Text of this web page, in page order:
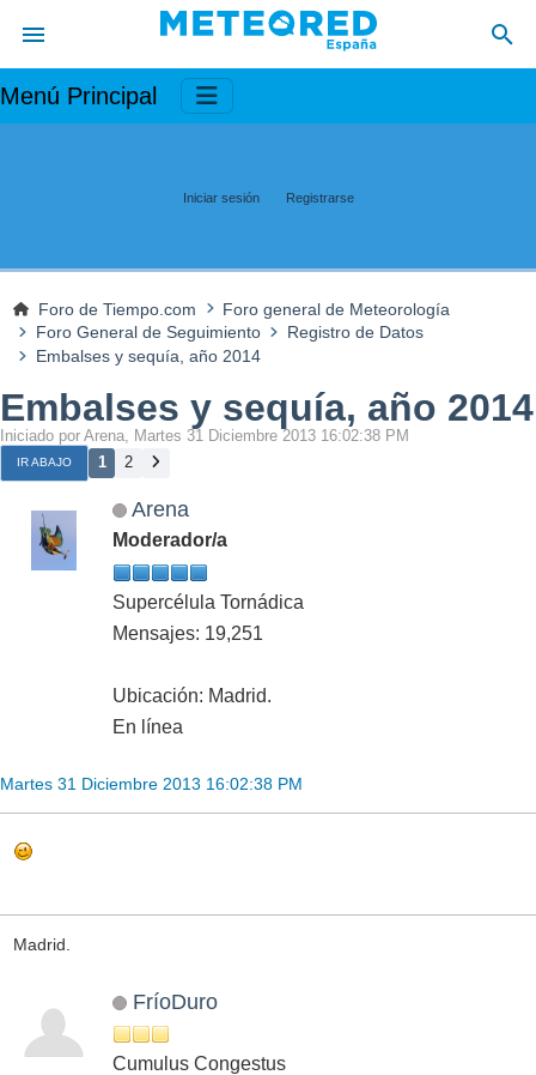
Menú Principal
Iniciar sesión Registrarse
Foro de Tiempo.com
Foro general de Meteorología
Foro General de Seguimiento
Registro de Datos
Embalses y sequía, año 2014
Embalses y sequía, año 2014
Iniciado por Arena, Martes 31 Diciembre 2013 16:02:38 PM
IR ABAJO 1 2
Arena
Moderador/a
Supercélula Tornádica
Mensajes: 19,251
Ubicación: Madrid.
En línea
Martes 31 Diciembre 2013 16:02:38 PM
Madrid.
FríoDuro
Cumulus Congestus